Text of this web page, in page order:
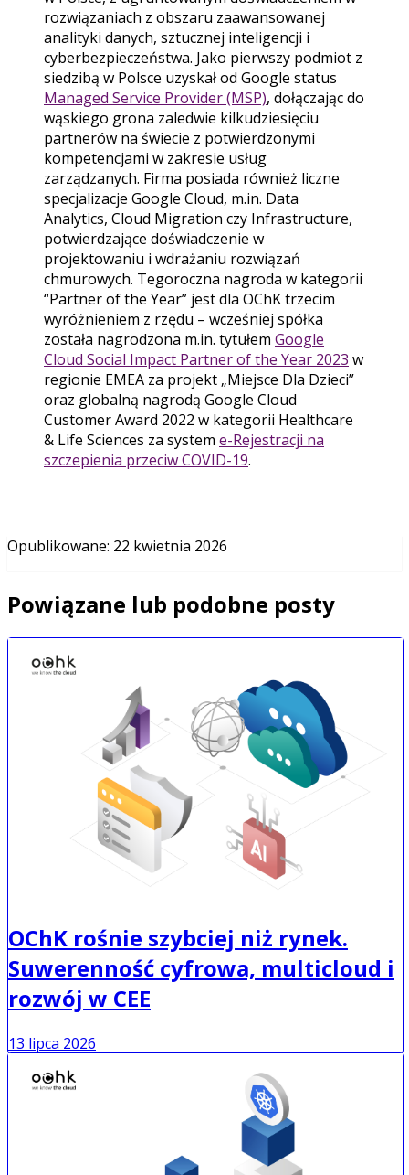
rozwiązaniach z obszaru zaawansowanej
analityki danych, sztucznej inteligencji i
cyberbezpieczeństwa. Jako pierwszy podmiot z
siedzibą w Polsce uzyskał od Google status
Managed Service Provider (MSP), dołączając do
wąskiego grona zaledwie kilkudziesięciu
partnerów na świecie z potwierdzonymi
kompetencjami w zakresie usług
zarządzanych. Firma posiada również liczne
specjalizacje Google Cloud, m.in. Data
Analytics, Cloud Migration czy Infrastructure,
potwierdzające doświadczenie w
projektowaniu i wdrażaniu rozwiązań
chmurowych. Tegoroczna nagroda w kategorii
“Partner of the Year” jest dla OChK trzecim
wyróżnieniem z rzędu – wcześniej spółka
została nagrodzona m.in. tytułem Google
Cloud Social Impact Partner of the Year 2023 w
regionie EMEA za projekt „Miejsce Dla Dzieci”
oraz globalną nagrodą Google Cloud
Customer Award 2022 w kategorii Healthcare
& Life Sciences za system e-Rejestracji na
szczepienia przeciw COVID-19.
Opublikowane: 22 kwietnia 2026
Powiązane lub podobne posty
OChK rośnie szybciej niż rynek.
Suwerenność cyfrowa, multicloud i
rozwój w CEE
13 lipca 2026